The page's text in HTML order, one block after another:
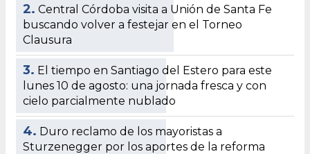
2. Central Córdoba visita a Unión de Santa Fe
buscando volver a festejar en el Torneo
Clausura
3. El tiempo en Santiago del Estero para este
lunes 10 de agosto: una jornada fresca y con
cielo parcialmente nublado
4. Duro reclamo de los mayoristas a
Sturzenegger por los aportes de la reforma